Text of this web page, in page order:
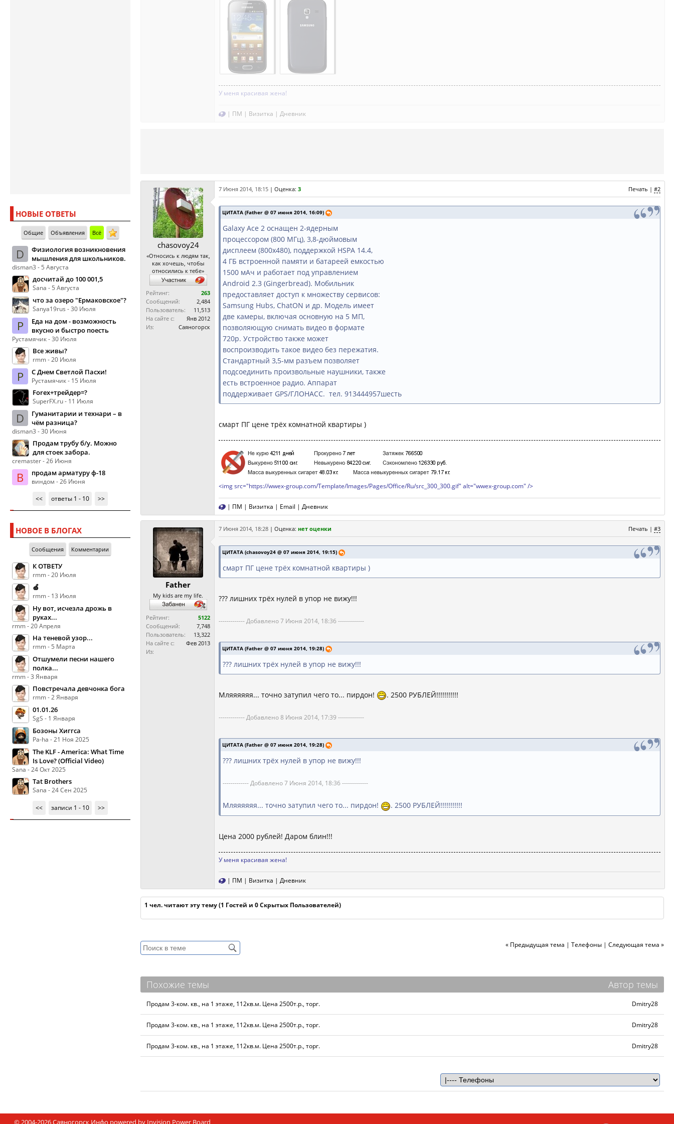
НОВЫЕ ОТВЕТЫ
Общие Объявления Всё
D
Физиология возникновения
мышления для школьников.
disman3 - 5 Августа
досчитай до 100 001,5
Sana - 5 Августа
что за озеро "Ермаковское"?
Sanya19rus - 30 Июля
Р
Еда на дом - возможность
вкусно и быстро поесть
Рустамячик - 30 Июля
Все живы?
rmm - 20 Июля
Р С Днем Светлой Пасхи!
Рустамячик - 15 Июля
Forex+трейдер=?
SuperFX.ru - 11 Июля
D
Гуманитарии и технари – в
чём разница?
disman3 - 30 Июня
Продам трубу б/у. Можно
для стоек забора.
cremaster - 26 Июня
В продам арматуру ф-18
виндом - 26 Июня
<<
ответы 1 - 10 >>
НОВОЕ В БЛОГАХ
Сообщения Комментарии
К ОТВЕТУ
rmm - 20 Июля
🍏
rmm - 13 Июля
Ну вот, исчезла дрожь в
руках...
rmm - 20 Апреля
На теневой узор...
rmm - 5 Марта
Отшумели песни нашего
полка...
rmm - 3 Января
Повстречала девчонка бога
rmm - 2 Января
01.01.26
SgS - 1 Января
Бозоны Хиггса
Pa-ha - 21 Ноя 2025
The KLF - America: What Time
Is Love? (Official Video)
Sana - 24 Окт 2025
Tat Brothers
Sana - 24 Сен 2025
<< записи 1 - 10 >>
У меня красивая жена!
| ПМ | Визитка | Дневник
chasovoy24
«Относись к людям так,
как хочешь, чтобы
относились к тебе»
Рейтинг:
263
Сообщений:
2,484
Пользователь:
11,513
На сайте с:
Янв 2012
Из:
Саяногорск
Печать | #2
7 Июня 2014, 18:15 | Оценка: 3
ЦИТАТА (Father @ 07 июня 2014, 16:09)
Galaxy Ace 2 оснащен 2-ядерным
процессором (800 МГц), 3,8-дюймовым
дисплеем (800x480), поддержкой HSPA 14.4,
4 ГБ встроенной памяти и батареей емкостью
1500 мАч и работает под управлением
Android 2.3 (Gingerbread). Мобильник
предоставляет доступ к множеству сервисов:
Samsung Hubs, ChatON и др. Модель имеет
две камеры, включая основную на 5 МП,
позволяющую снимать видео в формате
720p. Устройство также может
воспроизводить такое видео без пережатия.
Стандартный 3,5-мм разъем позволяет
подсоединить произвольные наушники, также
есть встроенное радио. Аппарат
поддерживает GPS/ГЛОНАСС. тел. 913444957шесть
смарт ПГ цене трёх комнатной квартиры )
<img src="https://wwex-group.com/Template/Images/Pages/Office/Ru/src_300_300.gif" alt="wwex-group.com" />
| ПМ | Визитка | Email | Дневник
Father
My kids are my life.
Рейтинг:
5122
Сообщений:
7,748
Пользователь:
13,322
На сайте с:
Фев 2013
Из:
Печать | #3
7 Июня 2014, 18:28 | Оценка: нет оценки
ЦИТАТА (chasovoy24 @ 07 июня 2014, 19:15)
смарт ПГ цене трёх комнатной квартиры )
??? лишних трёх нулей в упор не вижу!!!
------------- Добавлено 7 Июня 2014, 18:36 -------------
ЦИТАТА (Father @ 07 июня 2014, 19:28)
??? лишних трёх нулей в упор не вижу!!!
Мляяяяяя... точно затупил чего то... пирдон! . 2500 РУБЛЕЙ!!!!!!!!!!!
------------- Добавлено 8 Июня 2014, 17:39 -------------
ЦИТАТА (Father @ 07 июня 2014, 19:28)
??? лишних трёх нулей в упор не вижу!!!
------------- Добавлено 7 Июня 2014, 18:36 -------------
Мляяяяяя... точно затупил чего то... пирдон! . 2500 РУБЛЕЙ!!!!!!!!!!!
Цена 2000 рублей! Даром блин!!!
У меня красивая жена!
| ПМ | Визитка | Дневник
1 чел. читают эту тему (1 Гостей и 0 Скрытых Пользователей)
« Предыдущая тема | Телефоны | Следующая тема »
Похожие темы Автор темы
Продам 3-ком. кв., на 1 этаже, 112кв.м. Цена 2500т.р., торг. Dmitry28
Продам 3-ком. кв., на 1 этаже, 112кв.м. Цена 2500т.р., торг. Dmitry28
Продам 3-ком. кв., на 1 этаже, 112кв.м. Цена 2500т.р., торг. Dmitry28
© 2004-2026Саяногорск Инфо powered by Invision Power Board